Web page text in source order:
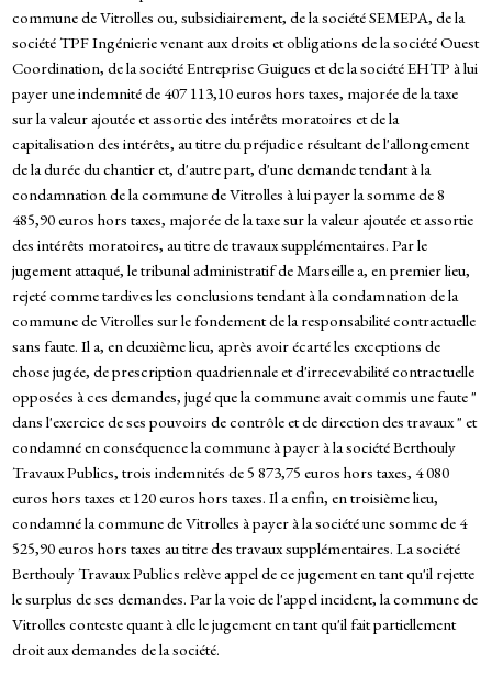
commune de Vitrolles ou, subsidiairement, de la société SEMEPA, de la
société TPF Ingénierie venant aux droits et obligations de la société Ouest
Coordination, de la société Entreprise Guigues et de la société EHTP à lui
payer une indemnité de 407 113,10 euros hors taxes, majorée de la taxe
sur la valeur ajoutée et assortie des intérêts moratoires et de la
capitalisation des intérêts, au titre du préjudice résultant de l'allongement
de la durée du chantier et, d'autre part, d'une demande tendant à la
condamnation de la commune de Vitrolles à lui payer la somme de 8
485,90 euros hors taxes, majorée de la taxe sur la valeur ajoutée et assortie
des intérêts moratoires, au titre de travaux supplémentaires. Par le
jugement attaqué, le tribunal administratif de Marseille a, en premier lieu,
rejeté comme tardives les conclusions tendant à la condamnation de la
commune de Vitrolles sur le fondement de la responsabilité contractuelle
sans faute. Il a, en deuxième lieu, après avoir écarté les exceptions de
chose jugée, de prescription quadriennale et d'irrecevabilité contractuelle
opposées à ces demandes, jugé que la commune avait commis une faute "
dans l'exercice de ses pouvoirs de contrôle et de direction des travaux " et
condamné en conséquence la commune à payer à la société Berthouly
Travaux Publics, trois indemnités de 5 873,75 euros hors taxes, 4 080
euros hors taxes et 120 euros hors taxes. Il a enfin, en troisième lieu,
condamné la commune de Vitrolles à payer à la société une somme de 4
525,90 euros hors taxes au titre des travaux supplémentaires. La société
Berthouly Travaux Publics relève appel de ce jugement en tant qu'il rejette
le surplus de ses demandes. Par la voie de l'appel incident, la commune de
Vitrolles conteste quant à elle le jugement en tant qu'il fait partiellement
droit aux demandes de la société.